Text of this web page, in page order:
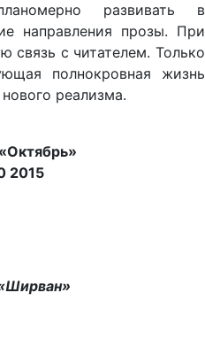
развивать в
направления прозы. При
связь с читателем. Только
полнокровная жизнь
реализма.
2015